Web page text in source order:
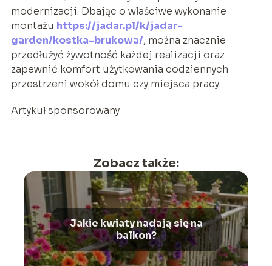
modernizacji. Dbając o właściwe wykonanie
montażu https://jadar.pl/k/jadar-
garden/kostka-brukowa/, można znacznie
przedłużyć żywotność każdej realizacji oraz
zapewnić komfort użytkowania codziennych
przestrzeni wokół domu czy miejsca pracy.
Artykuł sponsorowany
Zobacz także:
Jakie kwiaty nadają się na
balkon?